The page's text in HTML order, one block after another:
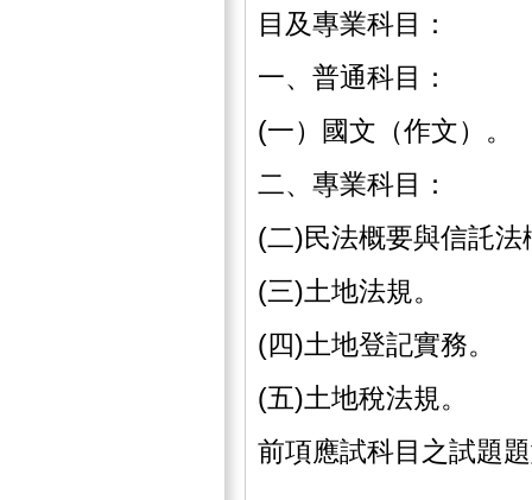
目及專業科目：
一、普通科目：
(一）國文（作文）。
二、專業科目：
(二)民法概要與信託法
(三)土地法規。
(四)土地登記實務。
(五)土地稅法規。
前項應試科目之試題